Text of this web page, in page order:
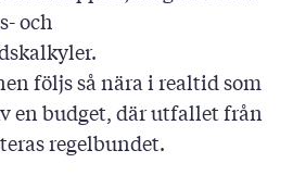
och
följs så nära i realtid som
en budget, där utfallet från
regelbundet.